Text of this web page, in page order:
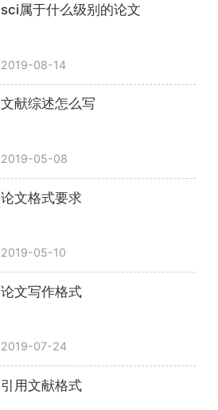
sci属于什么级别的论文
2019-08-14
文献综述怎么写
2019-05-08
论文格式要求
2019-05-10
论文写作格式
2019-07-24
引用文献格式